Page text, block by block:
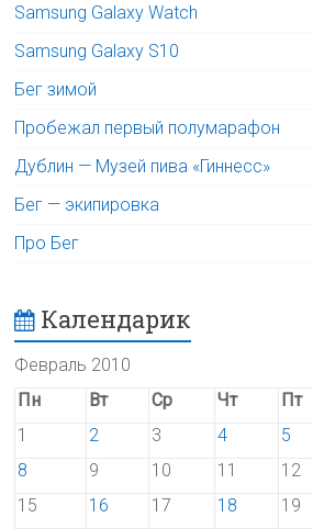
Samsung Galaxy Watch
Samsung Galaxy S10
Бег зимой
Пробежал первый полумарафон
Дублин — Музей пива «Гиннесс»
Бег — экипировка
Про Бег
Календарик
Февраль 2010
Пн
Вт Ср Чт Пт
1
2 3 4 5
8
9 10 11 12
15
16 17 18 19